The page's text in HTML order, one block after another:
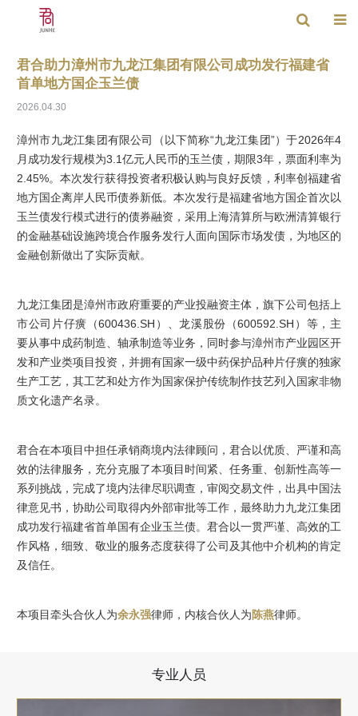
君合助力漳州市九龙江集团有限公司成功发行福建省
首单地方国企玉兰债
2026.04.30
漳州市九龙江集团有限公司（以下简称“九龙江集团”）于2026年4
月成功发行规模为3.1亿元人民币的玉兰债，期限3年，票面利率为
2.45%。本次发行获得投资者积极认购与良好反馈，利率创福建省
地方国企离岸人民币债券新低。本次发行是福建省地方国企首次以
玉兰债发行模式进行的债券融资，采用上海清算所与欧洲清算银行
的金融基础设施跨境合作服务发行人面向国际市场发债，为地区的
金融创新做出了实际贡献。
九龙江集团是漳州市政府重要的产业投融资主体，旗下公司包括上
市公司片仔癀（600436.SH）、龙溪股份（600592.SH）等，主
要从事中成药制造、轴承制造等业务，同时参与漳州市产业园区开
发和产业类项目投资，并拥有国家一级中药保护品种片仔癀的独家
生产工艺，其工艺和处方作为国家保护传统制作技艺列入国家非物
质文化遗产名录。
君合在本项目中担任承销商境内法律顾问，君合以优质、严谨和高
效的法律服务，充分克服了本项目时间紧、任务重、创新性高等一
系列挑战，完成了境内法律尽职调查，审阅交易文件，出具中国法
律意见书，协助公司取得内外部审批等工作，最终助力九龙江集团
成功发行福建省首单国有企业玉兰债。君合以一贯严谨、高效的工
作风格，细致、敬业的服务态度获得了公司及其他中介机构的肯定
及信任。
本项目牵头合伙人为余永强律师，内核合伙人为陈燕律师。
专业人员